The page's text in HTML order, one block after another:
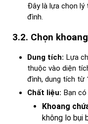
Đây là lựa chọn
đình.
3.2. Chọn
Dung tích: Lựa
thuộc vào diện
đình, dung tích từ
Chất liệu: Bạn
Khoang
không lo bụi